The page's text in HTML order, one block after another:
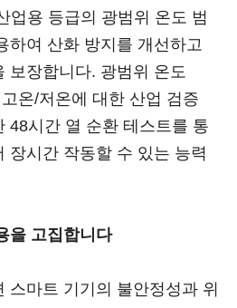
업용 등급의 ​​광범위 온도 범
하여 산화 방지를 개선하고
보장합니다. 광범위 온도
온/저온에 대한 산업 검증
48시간 열 순환 테스트를 통
장시간 작동할 수 있는 능력
을 고집합니다
스마트 기기의 불안정성과 위